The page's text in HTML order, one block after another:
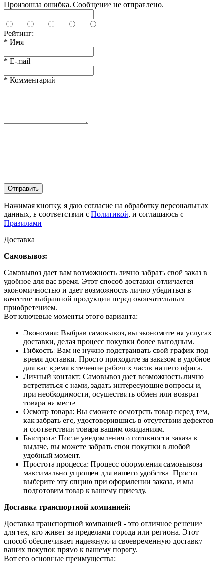
Произошла ошибка. Сообщение не отправлено.
Рейтинг:
* Имя
* E-mail
* Комментарий
Отправить
Нажимая кнопку, я даю согласие на обработку персональных
данных, в соответствии с Политикой, и соглашаюсь с
Правилами
Доставка
Самовывоз:
Самовывоз дает вам возможность лично забрать свой заказ в
удобное для вас время. Этот способ доставки отличается
экономичностью и дает возможность лично убедиться в
качестве выбранной продукции перед окончательным
приобретением.
Вот ключевые моменты этого варианта:
Экономия: Выбрав самовывоз, вы экономите на услугах
доставки, делая процесс покупки более выгодным.
Гибкость: Вам не нужно подстраивать свой график под
время доставки. Просто приходите за заказом в удобное
для вас время в течение рабочих часов нашего офиса.
Личный контакт: Самовывоз дает возможность лично
встретиться с нами, задать интересующие вопросы и,
при необходимости, осуществить обмен или возврат
товара на месте.
Осмотр товара: Вы сможете осмотреть товар перед тем,
как забрать его, удостоверившись в отсутствии дефектов
и соответствии товара вашим ожиданиям.
Быстрота: После уведомления о готовности заказа к
выдаче, вы можете забрать свои покупки в любой
удобный момент.
Простота процесса: Процесс оформления самовывоза
максимально упрощен для вашего удобства. Просто
выберите эту опцию при оформлении заказа, и мы
подготовим товар к вашему приезду.
Доставка транспортной компанией:
Доставка транспортной компанией - это отличное решение
для тех, кто живет за пределами города или региона. Этот
способ обеспечивает надежную и своевременную доставку
ваших покупок прямо к вашему порогу.
Вот его основные преимущества: